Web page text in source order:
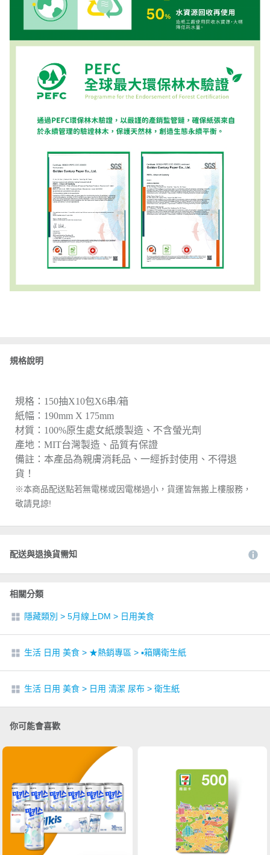
規格說明
規格：150抽X10包X6串/箱
紙幅：190mm X 175mm
材質：100%原生處女紙漿製造、不含螢光劑
產地：MIT台灣製造、品質有保證
備註：本產品為親膚消耗品、一經拆封使用、不得退
貨！
※本商品配送點若無電梯或因電梯過小，貨運皆無搬上樓服務，
敬請見諒!
配送與退換貨需知
相關分類
隱藏類別 > 5月線上DM > 日用美食
生活 日用 美食 > ★熱銷專區 > ▪︎箱購衛生紙
生活 日用 美食 > 日用 清潔 尿布 > 衛生紙
你可能會喜歡